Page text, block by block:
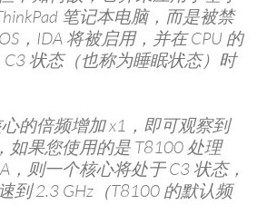
笔记本电脑，而是被禁
，IDA 将被启用，并在 CPU 的
C3 状态（也称为睡眠状态）时
的倍频增加 x1，即可观察到
如果您使用的是 T8100 处理
，则一个核心将处于 C3 状态，
到 2.3 GHz（T8100 的默认频